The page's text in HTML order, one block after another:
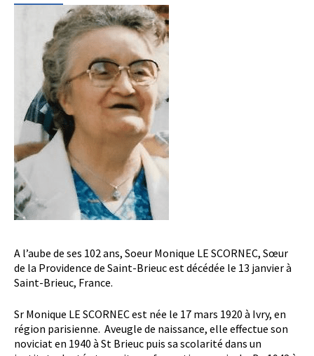
A l’aube de ses 102 ans, Soeur Monique LE SCORNEC, Sœur
de la Providence de Saint-Brieuc est décédée le 13 janvier à
Saint-Brieuc, France.
Sr Monique LE SCORNEC est née le 17 mars 1920 à Ivry, en
région parisienne. Aveugle de naissance, elle effectue son
noviciat en 1940 à St Brieuc puis sa scolarité dans un